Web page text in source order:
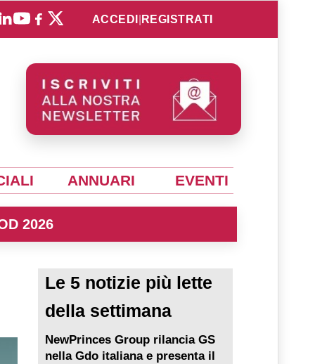
ACCEDI REGISTRATI
ANNUARI EVENTI
2026
Le 5 notizie più lette
della settimana
NewPrinces Group rilancia GS
nella Gdo italiana e presenta il